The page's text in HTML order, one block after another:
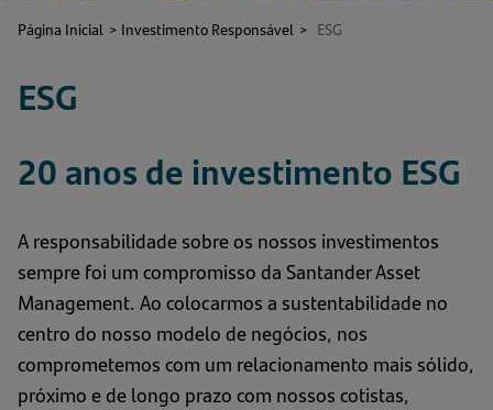
Página Inicial > Investimento Responsável > ESG
ESG
20 anos de investimento ESG
A responsabilidade sobre os nossos investimentos
sempre foi um compromisso da Santander Asset
Management. Ao colocarmos a sustentabilidade no
centro do nosso modelo de negócios, nos
comprometemos com um relacionamento mais sólido,
próximo e de longo prazo com nossos cotistas,